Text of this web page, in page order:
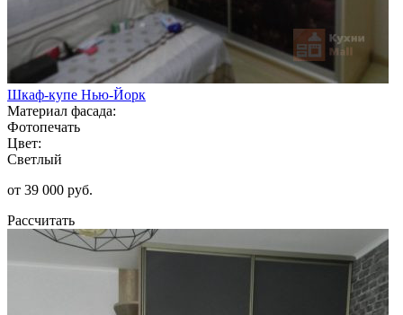
Шкаф-купе Нью-Йорк
Материал фасада:
Фотопечать
Цвет:
Светлый
от 39 000 руб.
Рассчитать